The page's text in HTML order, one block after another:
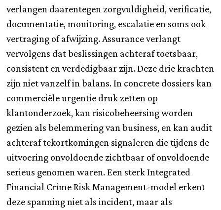
verlangen daarentegen zorgvuldigheid, verificatie,
documentatie, monitoring, escalatie en soms ook
vertraging of afwijzing. Assurance verlangt
vervolgens dat beslissingen achteraf toetsbaar,
consistent en verdedigbaar zijn. Deze drie krachten
zijn niet vanzelf in balans. In concrete dossiers kan
commerciële urgentie druk zetten op
klantonderzoek, kan risicobeheersing worden
gezien als belemmering van business, en kan audit
achteraf tekortkomingen signaleren die tijdens de
uitvoering onvoldoende zichtbaar of onvoldoende
serieus genomen waren. Een sterk Integrated
Financial Crime Risk Management-model erkent
deze spanning niet als incident, maar als